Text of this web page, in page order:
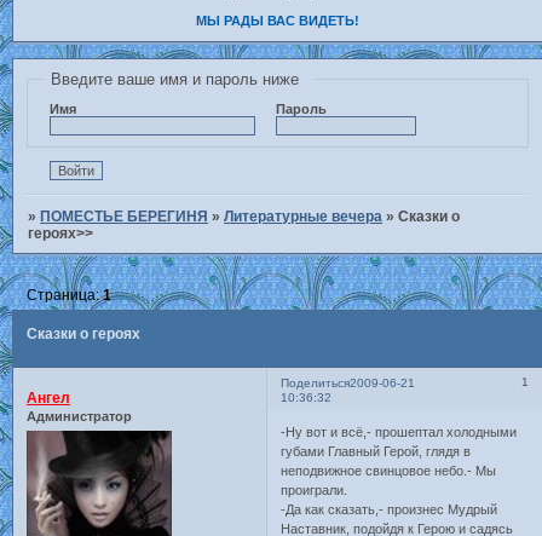
МЫ РАДЫ ВАС ВИДЕТЬ!
Введите ваше имя и пароль ниже
Имя Пароль
»ПОМЕСТЬЕ БЕРЕГИНЯ »Литературные вечера »Сказки о
героях>>
Сказки о героях
Страница:1
Поделиться 1
2009-06-21
10:36:32
Ангел
Администратор
-Ну вот и всё,- прошептал холодными
губами Главный Герой, глядя в
неподвижное свинцовое небо.- Мы
проиграли.
-Да как сказать,- произнес Мудрый
Наставник, подойдя к Герою и садясь